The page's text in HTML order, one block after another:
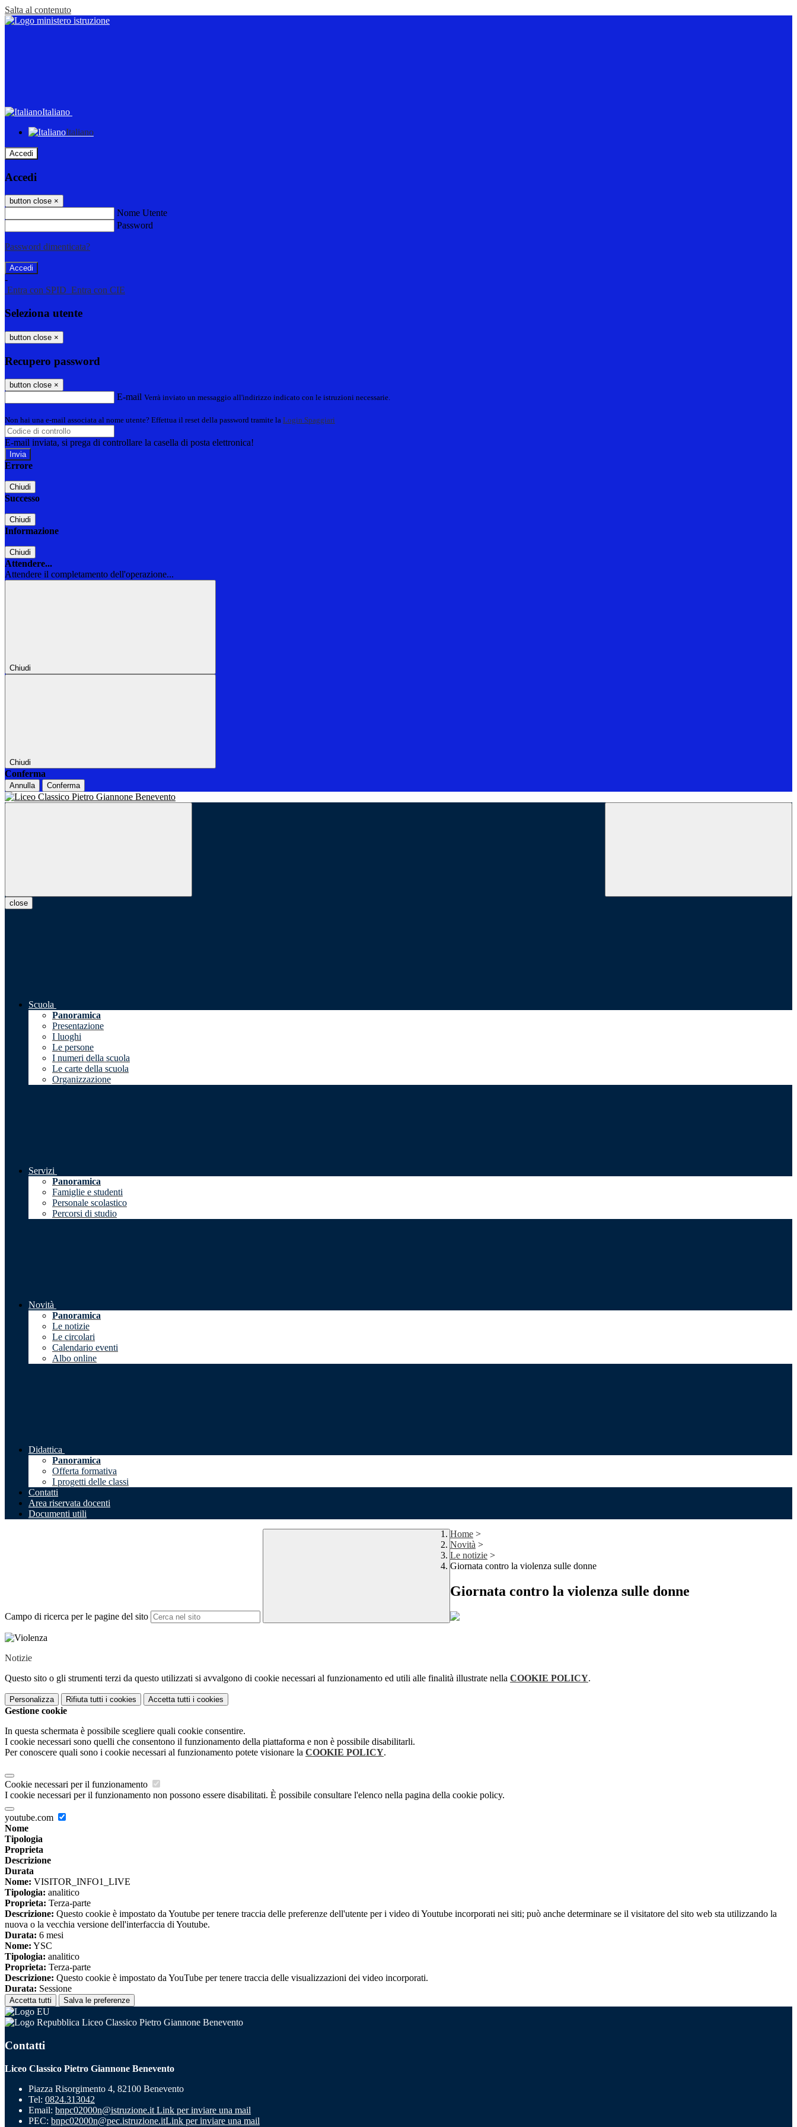
Salta al contenuto
Italiano
Italiano
Accedi
Accedi
button close ×
Nome Utente
Password
Password dimenticata?
-
Entra con SPID Entra con CIE
Seleziona utente
button close ×
Recupero password
button close ×
E-mail Verrà inviato un messaggio all'indirizzo indicato con le istruzioni necessarie.
Non hai una e-mail associata al nome utente? Effettua il reset della password tramite la Login Spaggiari
E-mail inviata, si prega di controllare la casella di posta elettronica!
Errore
Chiudi
Successo
Chiudi
Informazione
Chiudi
Attendere...
Attendere il completamento dell'operazione...
Chiudi
Chiudi
Conferma
Annulla Conferma
close
Scuola
Panoramica
Presentazione
I luoghi
Le persone
I numeri della scuola
Le carte della scuola
Organizzazione
Servizi
Panoramica
Famiglie e studenti
Personale scolastico
Percorsi di studio
Novità
Panoramica
Le notizie
Le circolari
Calendario eventi
Albo online
Didattica
Panoramica
Offerta formativa
I progetti delle classi
Contatti
Area riservata docenti
Documenti utili
Campo di ricerca per le pagine del sito
Home >
Novità >
Le notizie >
Giornata contro la violenza sulle donne
Giornata contro la violenza sulle donne
Notizie
Questo sito o gli strumenti terzi da questo utilizzati si avvalgono di cookie necessari al funzionamento ed utili alle finalità illustrate nella COOKIE POLICY.
Personalizza Rifiuta tutti i cookies Accetta tutti i cookies
Gestione cookie
In questa schermata è possibile scegliere quali cookie consentire.
I cookie necessari sono quelli che consentono il funzionamento della piattaforma e non è possibile disabilitarli.
Per conoscere quali sono i cookie necessari al funzionamento potete visionare la COOKIE POLICY.
Cookie necessari per il funzionamento
I cookie necessari per il funzionamento non possono essere disabilitati. È possibile consultare l'elenco nella pagina della cookie policy.
youtube.com
Nome
Tipologia
Proprieta
Descrizione
Durata
Nome: VISITOR_INFO1_LIVE
Tipologia: analitico
Proprieta: Terza-parte
Descrizione: Questo cookie è impostato da Youtube per tenere traccia delle preferenze dell'utente per i video di Youtube incorporati nei siti; può anche determinare se il visitatore del sito web sta utilizzando la
nuova o la vecchia versione dell'interfaccia di Youtube.
Durata: 6 mesi
Nome: YSC
Tipologia: analitico
Proprieta: Terza-parte
Descrizione: Questo cookie è impostato da YouTube per tenere traccia delle visualizzazioni dei video incorporati.
Durata: Sessione
Accetta tutti Salva le preferenze
Liceo Classico Pietro Giannone Benevento
Contatti
Liceo Classico Pietro Giannone Benevento
Piazza Risorgimento 4, 82100 Benevento
Tel: 0824.313042
Email: bnpc02000n@istruzione.it Link per inviare una mail
PEC: bnpc02000n@pec.istruzione.itLink per inviare una mail